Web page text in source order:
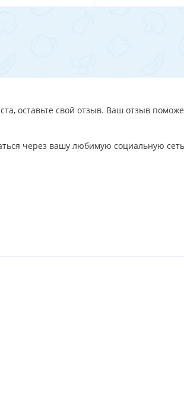
оставьте свой отзыв. Ваш отзыв
через вашу любимую социальную